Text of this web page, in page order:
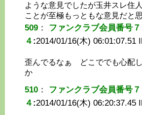
ような意見でしたが玉井スレ住
ことが至極もっともな意見だと
509 ： ファンクラブ会員番号７
４ :2014/01/16(木) 06:01:07.51
歪んでるなぁ どこででも心配
か
510 ： ファンクラブ会員番号７
４ :2014/01/16(木) 06:20:37.45